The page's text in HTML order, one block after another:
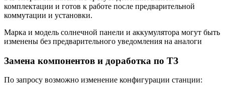
комплектации и готов к работе после предварительной
коммутации и установки.
Марка и модель солнечной панели и аккумулятора могут быть
изменены без предварительного уведомления на аналоги
Замена компонентов и доработка по ТЗ
По запросу возможно изменение конфигурации станции: